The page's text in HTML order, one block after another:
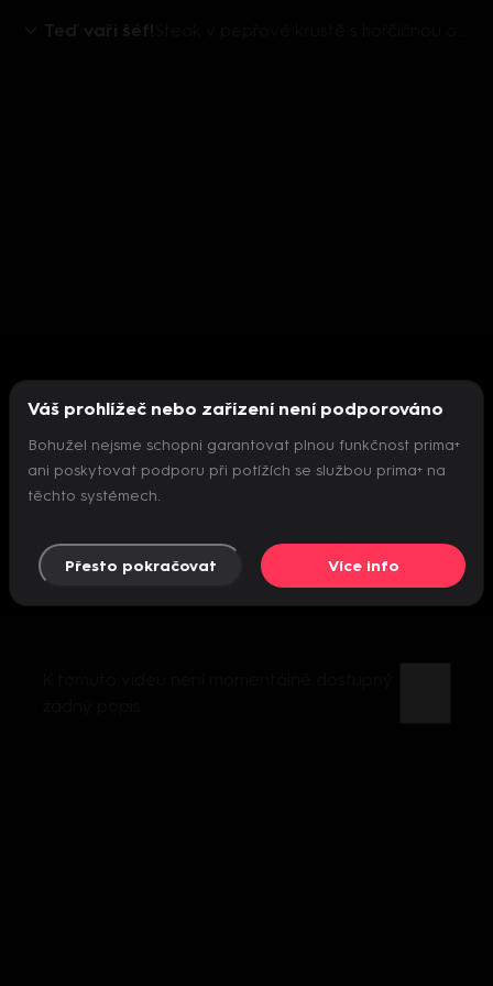
Teď vaří šéf!
Nepodařilo se inicializovat přehrávač
Váš prohlížeč nebo zařízení není podporováno
Bohužel nejsme schopni garantovat plnou funkčnost prima+
ani poskytovat podporu při potížích se službou prima+ na
těchto systémech.
Přesto pokračovat Více info